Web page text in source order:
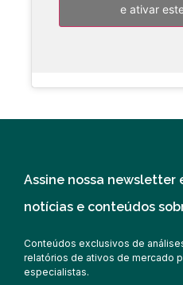
e ativar
Assine nossa newsletter
notícias e conteúdos
Conteúdos exclusivos de
relatórios de ativos de mercado
especialistas.